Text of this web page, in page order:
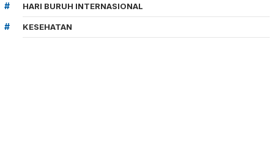
HARI BURUH INTERNASIONAL
KESEHATAN